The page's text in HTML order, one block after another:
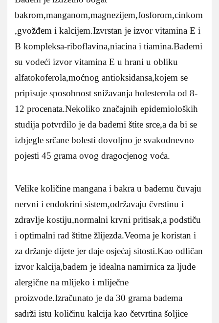
bakrom,manganom,magnezijem,fosforom,cinkom
,gvožđem i kalcijem.Izvrstan je izvor vitamina E i
B kompleksa-riboflavina,niacina i tiamina.Bademi
su vodeći izvor vitamina E u hrani u obliku
alfatokoferola,moćnog antioksidansa,kojem se
pripisuje sposobnost snižavanja holesterola od 8-
12 procenata.Nekoliko značajnih epidemioloških
studija potvrdilo je da bademi štite srce,a da bi se
izbjegle srčane bolesti dovoljno je svakodnevno
pojesti 45 grama ovog dragocjenog voća.
Velike količine mangana i bakra u bademu čuvaju
nervni i endokrini sistem,održavaju čvrstinu i
zdravlje kostiju,normalni krvni pritisak,a podstiču
i optimalni rad štitne žlijezda.Veoma je koristan i
za držanje dijete jer daje osjećaj sitosti.Kao odličan
izvor kalcija,badem je idealna namirnica za ljude
alergične na mlijeko i mliječne
proizvode.Izračunato je da 30 grama badema
sadrži istu količinu kalcija kao četvrtina šoljice